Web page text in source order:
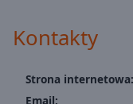
Kontakty
Strona internetowa:
Email: